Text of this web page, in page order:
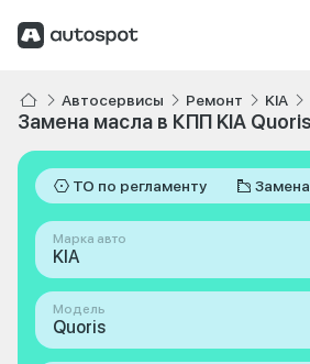
Автосервисы Ремонт KIA
Замена масла в КПП KIA Quoris
ТО по регламенту
Марка авто
KIA
Модель
Quoris